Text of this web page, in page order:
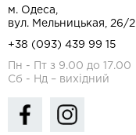
м. Одеса,
вул. Мельницькая, 26/2
+38 (093) 439 99 15
Пн - Пт з 9.00 до 17.00
Сб - Нд – вихідний